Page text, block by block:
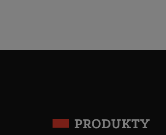
PRODUKTY